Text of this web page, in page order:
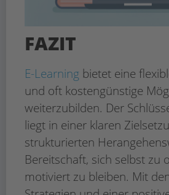
FAZIT
E-Learning bietet eine
und oft kostengünstige
weiterzubilden. Der
liegt in einer klaren
strukturierten
Bereitschaft, sich selbst zu
motiviert zu bleiben. Mit